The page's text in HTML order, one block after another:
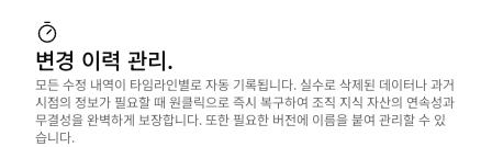
변경 이력 관리.
모든 수정 내역이 타임라인별로 자동 기록됩니다. 실수로 삭제된 데이터나 과거
시점의 정보가 필요할 때 원클릭으로 즉시 복구하여 조직 지식 자산의 연속성과
무결성을 완벽하게 보장합니다. 또한 필요한 버전에 이름을 붙여 관리할 수 있
습니다.